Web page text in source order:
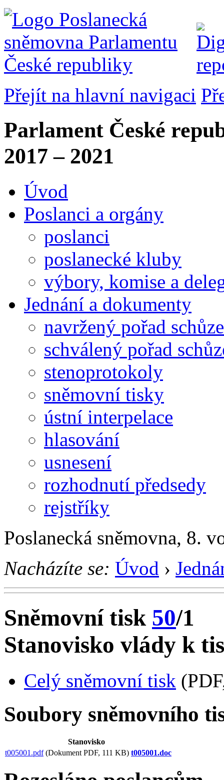
Přejít na hlavní navigaci
Parlament České
2017 – 2021
Úvod
Poslanci a orgány
poslanci
poslanecké kluby
výbory, komise a
Jednání a dokumenty
navržený pořad schůze
schválený pořad
stenoprotokoly
sněmovní tisky
ústní interpelace
hlasování
usnesení
rozhodnutí předsedy
rejstříky
Poslanecká sněmovna, 8.
Nacházíte se: Úvod ›
Sněmovní tisk 50/1
Stanovisko vlády k
Celý sněmovní tisk
Soubory sněmovního
Stanovisko
t005001.pdf(Dokument PDF, 111 KB) t005001.doc